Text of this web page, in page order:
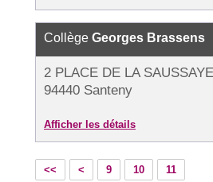
Collège Georges Brassens
2 PLACE DE LA SAUSSAYE
94440 Santeny
Afficher les détails
<< < 9 10 11